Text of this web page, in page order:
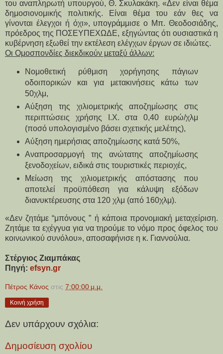
του αναπληρωτή υπουργού, Θ. Σκυλακάκη. «Δεν είναι θέμα
δημοσιονομικής πολιτικής. Είναι θέμα του εάν θες να
γίνονται έλεγχοι ή όχι», υπογράμμισε ο Μπ. Θεοδοσιάδης,
πρόεδρος της ΠΟΣΕΥΠΕΧΩΔΕ, εξηγώντας ότι ουσιαστικά η
κυβέρνηση εξωθεί την εκτέλεση ελέγχων έργων σε ιδιώτες.
Οι Ομοσπονδίες διεκδικούν μεταξύ άλλων:
Νομοθετική ρύθμιση χορήγησης πάγιων
οδοιπορικών και για μετακινήσεις κάτω των
50χλμ,
Αύξηση της χιλιομετρικής αποζημίωσης στις
περιπτώσεις χρήσης Ι.Χ. στα 0,40 ευρώ/χλμ
(ποσό υπολογισμένο βάσει σχετικής μελέτης),
Αύξηση ημερήσιας αποζημίωσης κατά 50%,
Αναπροσαρμογή της ανώτατης αποζημίωσης
ξενοδοχείων, ειδικά στις τουριστικές περιοχές,
Μείωση της χιλιομετρικής απόστασης που
αποτελεί προϋπόθεση για κάλυψη εξόδων
διανυκτέρευσης στα 120 χλμ (από 160χλμ).
«Δεν ζητάμε “μπόνους ” ή κάποια προνομιακή μεταχείριση.
Ζητάμε τα εχέγγυα για να τηρούμε το νόμο προς όφελος του
κοινωνικού συνόλου», αποσαφήνισε η κ. Γιαννούλια.
Στέργιος Ζιαμπάκας
Πηγή: efsyn.gr
Πέτρος Κάνος στις 7:00:00 μ.μ.
Κοινή χρήση
Δεν υπάρχουν σχόλια:
Δημοσίευση σχολίου